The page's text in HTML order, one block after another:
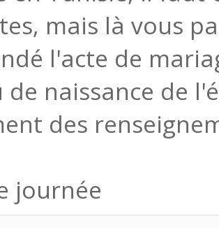
mais là vous
l'acte de
de naissance de
des
journée